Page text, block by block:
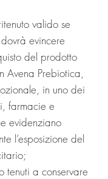
valido se
evincere
del prodotto
Avena Prebiotica,
in uno dei
farmacie e
evidenziano
l’esposizione del
tenuti a conservare